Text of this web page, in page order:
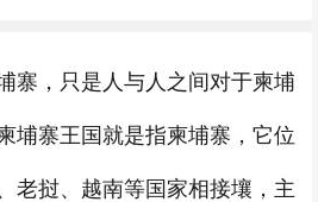
寨，只是人与人之间对于柬埔
埔寨王国就是指柬埔寨，它位
老挝、越南等国家相接壤，主